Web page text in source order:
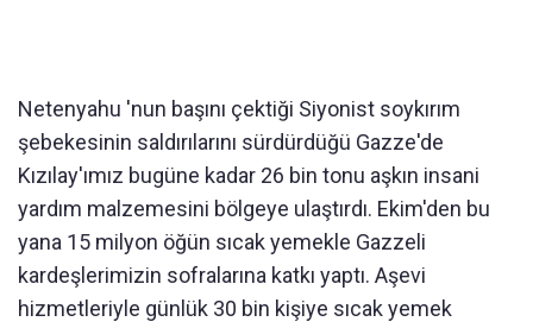
Netenyahu 'nun başını çektiği Siyonist soykırım
şebekesinin saldırılarını sürdürdüğü Gazze'de
Kızılay'ımız bugüne kadar 26 bin tonu aşkın insani
yardım malzemesini bölgeye ulaştırdı. Ekim'den bu
yana 15 milyon öğün sıcak yemekle Gazzeli
kardeşlerimizin sofralarına katkı yaptı. Aşevi
hizmetleriyle günlük 30 bin kişiye sıcak yemek